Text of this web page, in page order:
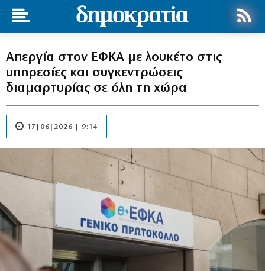
Απεργία στον ΕΦΚΑ με λουκέτο στις
υπηρεσίες και συγκεντρώσεις
διαμαρτυρίας σε όλη τη χώρα
17|06|2026 | 9:14